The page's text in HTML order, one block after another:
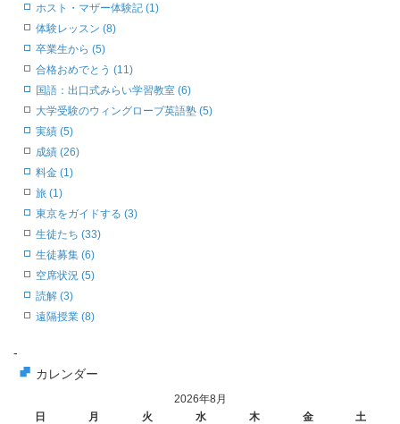
ホスト・マザー体験記 (1)
体験レッスン (8)
卒業生から (5)
合格おめでとう (11)
国語：出口式みらい学習教室 (6)
大学受験のウィングローブ英語塾 (5)
実績 (5)
成績 (26)
料金 (1)
旅 (1)
東京をガイドする (3)
生徒たち (33)
生徒募集 (6)
空席状況 (5)
読解 (3)
遠隔授業 (8)
-
カレンダー
2026年8月
日
月 火 水 木 金 土